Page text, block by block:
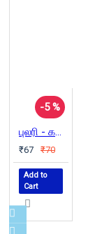
-5 %
புலரி - கல்யாண்ஜியின் முதல் கவிதைத் தொகுப்பு 1981
₹67 ₹70
Add to
Cart